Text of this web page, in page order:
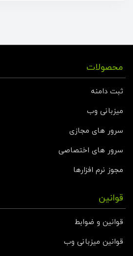
محصولات
ثبت دامنه
میزبانی وب
سرور های مجازی
سرور های اختصاصی
مجوز نرم افزارها
قوانین
قوانین و ضوابط
قوانین میزبانی وب